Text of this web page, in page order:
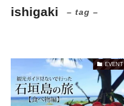
ishigaki – tag –
EVENT